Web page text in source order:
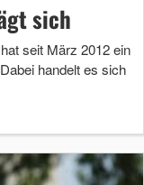
sich
seit März 2012 ein
handelt es sich